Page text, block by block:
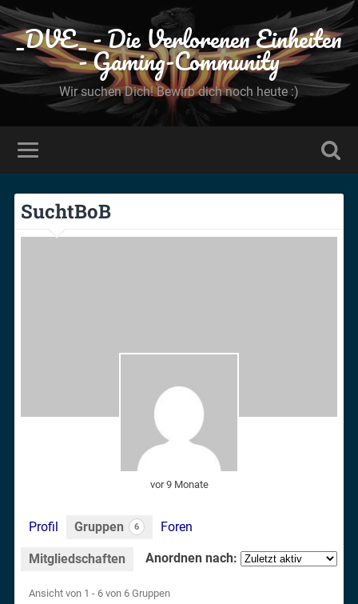
_DVE_ - Die Verlorenen Einheiten
- Gaming-Community
Wir suchen Dich! Bewirb dich noch heute :)
SuchtBoB
vor 9 Monate
Profil Gruppen 6 Foren
Mitgliedschaften Anordnen nach:
Ansicht von 1 - 6 von 6 Gruppen